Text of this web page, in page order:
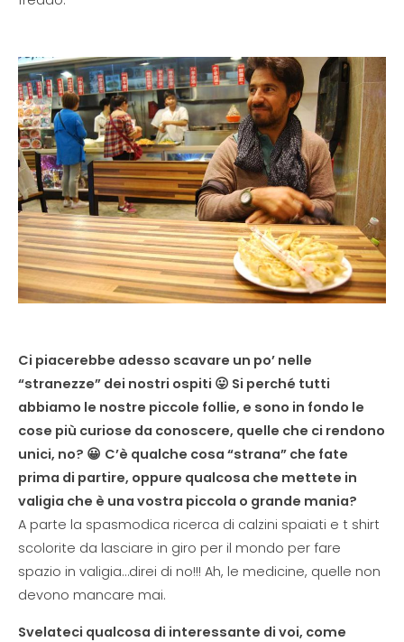
Ci piacerebbe adesso scavare un po’ nelle
“stranezze” dei nostri ospiti 😛 Si perché tutti
abbiamo le nostre piccole follie, e sono in fondo le
cose più curiose da conoscere, quelle che ci rendono
unici, no? 😀 C’è qualche cosa “strana” che fate
prima di partire, oppure qualcosa che mettete in
valigia che è una vostra piccola o grande mania?
A parte la spasmodica ricerca di calzini spaiati e t shirt
scolorite da lasciare in giro per il mondo per fare
spazio in valigia…direi di no!!! Ah, le medicine, quelle non
devono mancare mai.
Svelateci qualcosa di interessante di voi, come